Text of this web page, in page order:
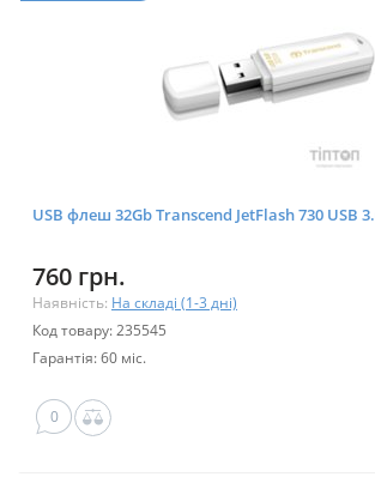
USB флеш 32Gb Transcend JetFlash 730 USB
760 грн.
Наявність: На складі (1-3 дні)
Код товару: 235545
Гарантія: 60 міс.
0